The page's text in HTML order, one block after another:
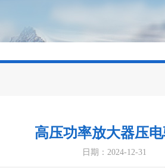
高压功率放大器压
日期：2024-12-31